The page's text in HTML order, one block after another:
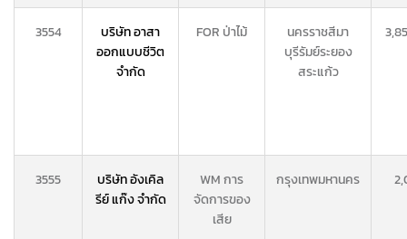
3554
บริษัท อาสา
ออกแบบชีวิต
จำกัด
FOR ป่าไม้
นครราชสีมา
บุรีรัมย์ระยอง
สระแก้ว
3555
บริษัท อังเคิล
รีย์ แก๊ง จำกัด
WM การ
จัดการของ
เสีย
กรุงเทพมหานคร